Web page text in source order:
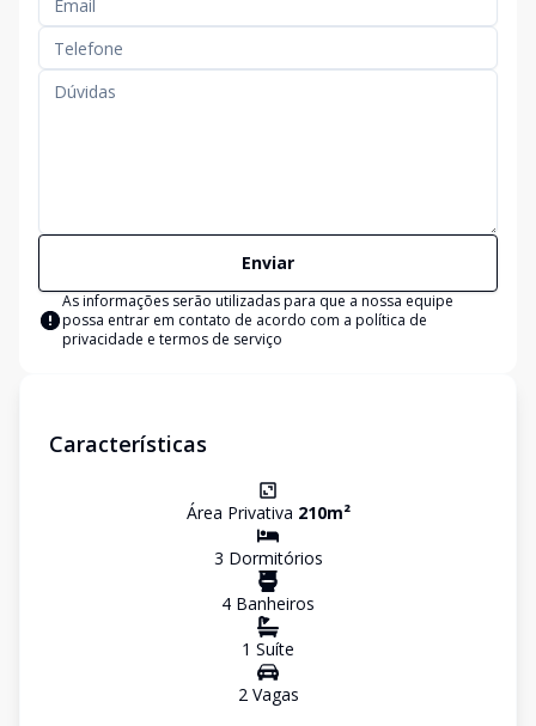
Enviar
As informações serão utilizadas para que a nossa equipe
possa entrar em contato de acordo com a política de
privacidade e termos de serviço
Características
Área Privativa 210m²
3 Dormitórios
4 Banheiros
1 Suíte
2Vagas